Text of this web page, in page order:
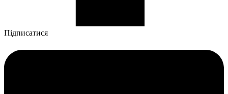
Підписатися